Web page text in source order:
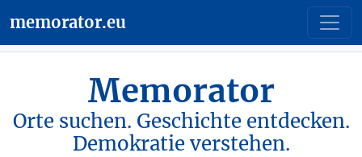
memorator.eu
Memorator
Orte suchen. Geschichte entdecken.
Demokratie verstehen.